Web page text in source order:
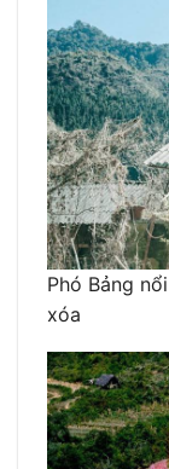
Phó Bảng
xóa